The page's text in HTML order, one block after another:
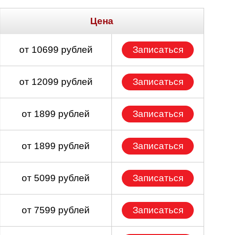
Цена
от 10699 рублей Записаться
от 12099 рублей Записаться
от 1899 рублей Записаться
от 1899 рублей Записаться
от 5099 рублей Записаться
от 7599 рублей Записаться